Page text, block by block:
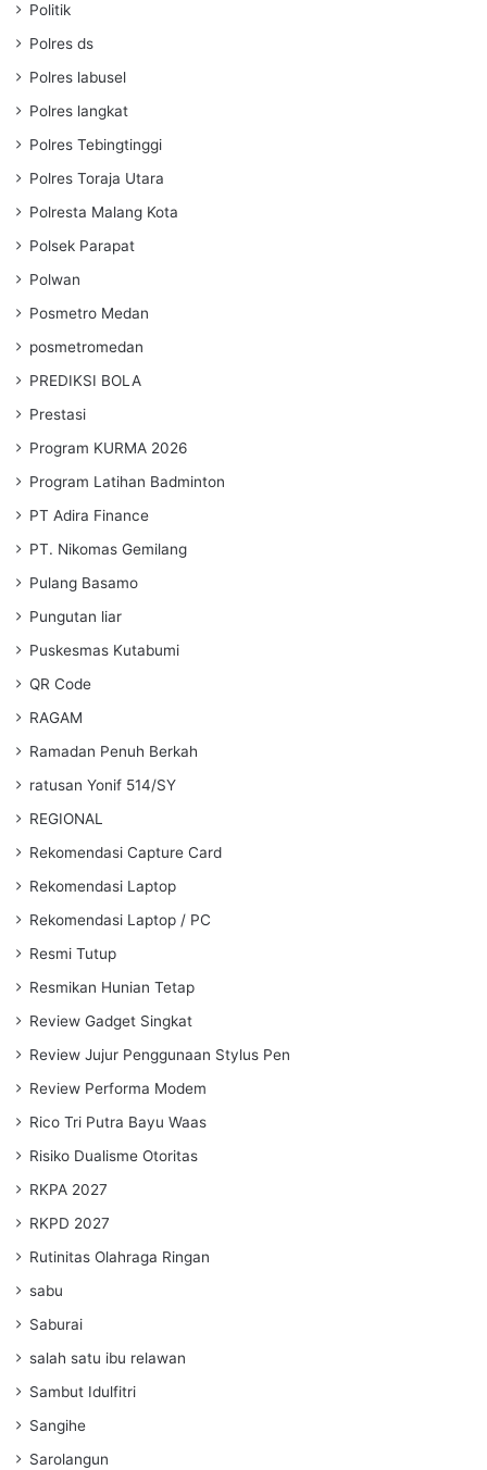
Politik
Polres ds
Polres labusel
Polres langkat
Polres Tebingtinggi
Polres Toraja Utara
Polresta Malang Kota
Polsek Parapat
Polwan
Posmetro Medan
posmetromedan
PREDIKSI BOLA
Prestasi
Program KURMA 2026
Program Latihan Badminton
PT Adira Finance
PT. Nikomas Gemilang
Pulang Basamo
Pungutan liar
Puskesmas Kutabumi
QR Code
RAGAM
Ramadan Penuh Berkah
ratusan Yonif 514/SY
REGIONAL
Rekomendasi Capture Card
Rekomendasi Laptop
Rekomendasi Laptop / PC
Resmi Tutup
Resmikan Hunian Tetap
Review Gadget Singkat
Review Jujur Penggunaan Stylus Pen
Review Performa Modem
Rico Tri Putra Bayu Waas
Risiko Dualisme Otoritas
RKPA 2027
RKPD 2027
Rutinitas Olahraga Ringan
sabu
Saburai
salah satu ibu relawan
Sambut Idulfitri
Sangihe
Sarolangun